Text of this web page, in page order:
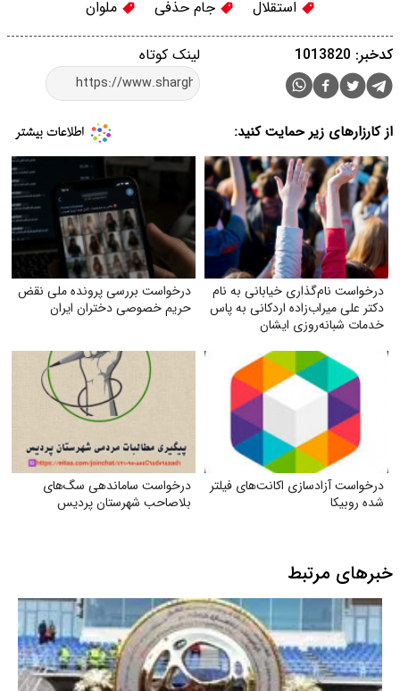
استقلال جام حذفی ملوان
لینک کوتاه کدخبر: 1013820
از کارزارهای زیر حمایت کنید:
درخواست نام‌گذاری خیابانی به نام
دکتر علی میراب‌زاده اردکانی به پاس
خدمات شبانه‌روزی ایشان
درخواست بررسی پرونده ملی نقض
حریم خصوصی دختران ایران
درخواست آزادسازی اکانت‌های فیلتر
شده روبیکا
درخواست ساماندهی سگ‌های
بلاصاحب شهرستان پردیس
خبرهای مرتبط